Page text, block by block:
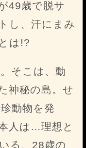
49歳で脱サ
し、汗にまみ
は!?
そこは、動
神秘の島。せ
動物を発
人は…理想と
る、28歳の